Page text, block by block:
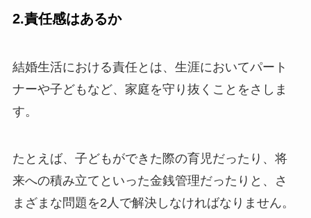
2.責任感はあるか
結婚生活における責任とは、生涯においてパート
ナーや子どもなど、家庭を守り抜くことをさしま
す。
たとえば、子どもができた際の育児だったり、将
来への積み立てといった金銭管理だったりと、さ
まざまな問題を2人で解決しなければなりません。